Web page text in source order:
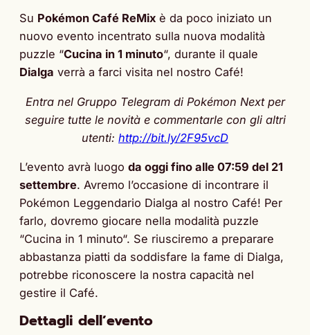
Su Pokémon Café ReMix è da poco iniziato un
nuovo evento incentrato sulla nuova modalità
puzzle “Cucina in 1 minuto“, durante il quale
Dialga verrà a farci visita nel nostro Café!
Entra nel Gruppo Telegram di Pokémon Next per
seguire tutte le novità e commentarle con gli altri
utenti: http://bit.ly/2F95vcD
L’evento avrà luogo da oggi fino alle 07:59 del 21
settembre. Avremo l’occasione di incontrare il
Pokémon Leggendario Dialga al nostro Café! Per
farlo, dovremo giocare nella modalità puzzle
“Cucina in 1 minuto“. Se riusciremo a preparare
abbastanza piatti da soddisfare la fame di Dialga,
potrebbe riconoscere la nostra capacità nel
gestire il Café.
Dettagli dell’evento